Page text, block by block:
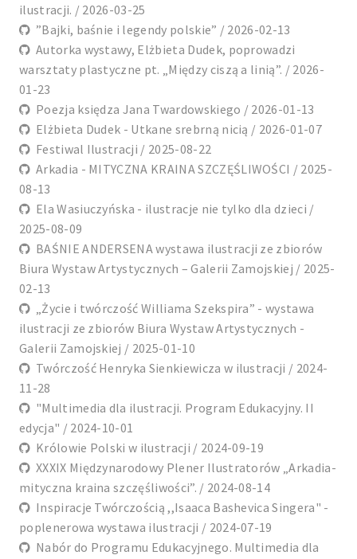
ilustracji. / 2026-03-25
”Bajki, baśnie i legendy polskie” / 2026-02-13
Autorka wystawy, Elżbieta Dudek, poprowadzi
warsztaty plastyczne pt. „Między ciszą a linią”. / 2026-
01-23
Poezja księdza Jana Twardowskiego / 2026-01-13
Elżbieta Dudek - Utkane srebrną nicią / 2026-01-07
Festiwal Ilustracji / 2025-08-22
Arkadia - MITYCZNA KRAINA SZCZĘŚLIWOŚCI / 2025-
08-13
Ela Wasiuczyńska - ilustracje nie tylko dla dzieci /
2025-08-09
BAŚNIE ANDERSENA wystawa ilustracji ze zbiorów
Biura Wystaw Artystycznych – Galerii Zamojskiej / 2025-
02-13
„Życie i twórczość Williama Szekspira” - wystawa
ilustracji ze zbiorów Biura Wystaw Artystycznych -
Galerii Zamojskiej / 2025-01-10
Twórczość Henryka Sienkiewicza w ilustracji / 2024-
11-28
"Multimedia dla ilustracji. Program Edukacyjny. II
edycja" / 2024-10-01
Królowie Polski w ilustracji / 2024-09-19
XXXIX Międzynarodowy Plener Ilustratorów „Arkadia-
mityczna kraina szczęśliwości”. / 2024-08-14
Inspiracje Twórczością ,,Isaaca Bashevica Singera" -
poplenerowa wystawa ilustracji / 2024-07-19
Nabór do Programu Edukacyjnego. Multimedia dla